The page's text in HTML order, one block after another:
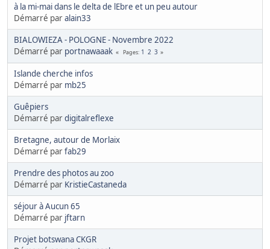
à la mi-mai dans le delta de lEbre et un peu autour
Démarré paralain33
BIALOWIEZA - POLOGNE - Novembre 2022
Démarré par portnawaaak Pages 1 2 3
Islande cherche infos
Démarré par mb25
Guêpiers
Démarré pardigitalreflexe
Bretagne, autour de Morlaix
Démarré parfab29
Prendre des photos au zoo
Démarré par KristieCastaneda
séjour à Aucun 65
Démarré par jftarn
Projet botswana CKGR